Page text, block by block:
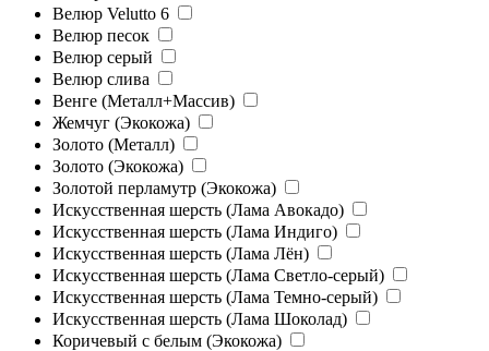
Велюр Velutto 6
Велюр песок
Велюр серый
Велюр слива
Венге (Металл+Массив)
Жемчуг (Экокожа)
Золото (Металл)
Золото (Экокожа)
Золотой перламутр (Экокожа)
Искусственная шерсть (Лама Авокадо)
Искусственная шерсть (Лама Индиго)
Искусственная шерсть (Лама Лён)
Искусственная шерсть (Лама Светло-серый)
Искусственная шерсть (Лама Темно-серый)
Искусственная шерсть (Лама Шоколад)
Коричевый с белым (Экокожа)